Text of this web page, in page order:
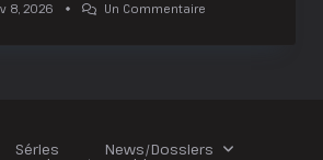
8, 2026 Un Commentaire
Séries News/Dossiers